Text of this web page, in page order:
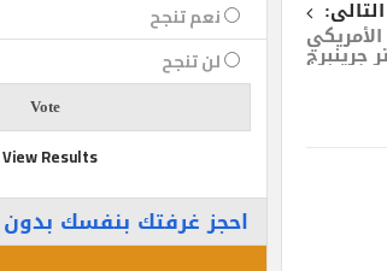
نعم تنجح
View Results
احجز غرفتك بنفسك بدون وكيل